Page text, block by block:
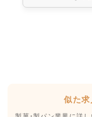
似た求